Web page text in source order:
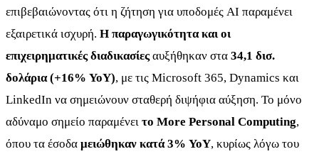
επιβεβαιώνοντας ότι η ζήτηση για υποδομές AI παραμένει
εξαιρετικά ισχυρή. Η παραγωγικότητα και οι
επιχειρηματικές διαδικασίεςαυξήθηκαν στα 34,1 δισ.
δολάρια (+16% YoY), με τις Microsoft 365, Dynamics και
LinkedIn να σημειώνουν σταθερή διψήφια αύξηση. Το μόνο
αδύναμο σημείο παραμένει το More Personal Computing,
όπου τα έσοδα μειώθηκαν κατά 3% YoY, κυρίως λόγω του